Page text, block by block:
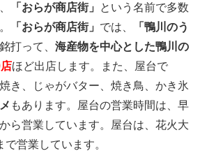
「おらが商店街」
という名前で多数
「おらが商店街」 では、
「鴨川のう
打って、 海産物を中心とした鴨川の
ほど出店します。また、屋台で
き、じゃがバター、焼き鳥、かき氷
もあります。屋台の営業時間は、早
から営業しています。屋台は、花火大
で営業しています。